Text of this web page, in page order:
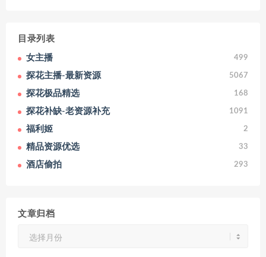
目录列表
女主播 499
探花主播-最新资源 5067
探花极品精选 168
探花补缺-老资源补充 1091
福利姬 2
精品资源优选 33
酒店偷拍 293
文章归档